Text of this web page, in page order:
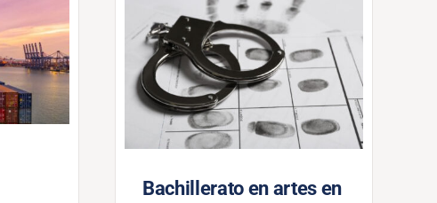
Bachillerato en artes en